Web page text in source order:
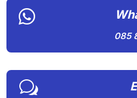

085
w